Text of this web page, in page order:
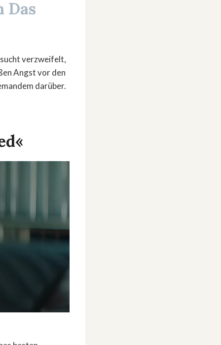
Das
verzweifelt,
Angst vor den
darüber.